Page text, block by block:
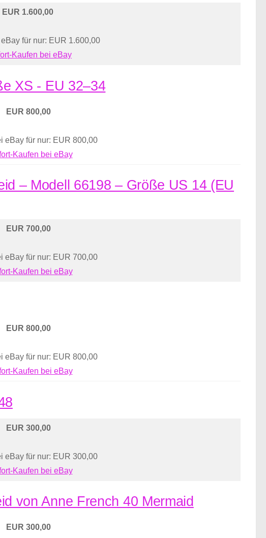
EUR 1.600,00
für nur: EUR 1.600,00
Kaufen bei eBay
XS - EU 32–34
EUR 800,00
eBay für nur: EUR 800,00
Kaufen bei eBay
– Modell 66198 – Größe US 14 (EU
EUR 700,00
eBay für nur: EUR 700,00
Kaufen bei eBay
EUR 800,00
eBay für nur: EUR 800,00
Kaufen bei eBay
EUR 300,00
eBay für nur: EUR 300,00
Kaufen bei eBay
von Anne French 40 Mermaid
EUR 300,00